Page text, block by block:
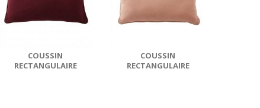
COUSSIN
RECTANGULAIRE
COUSSIN
RECTANGULAIRE